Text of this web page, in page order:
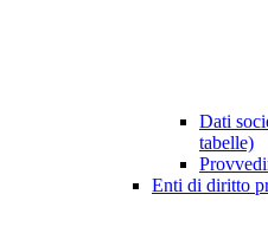
Dati
tabelle)
Enti di diritto